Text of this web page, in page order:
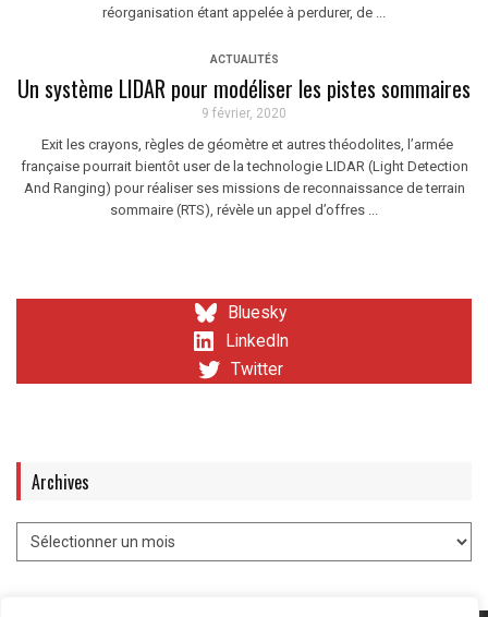
réorganisation étant appelée à perdurer, de ...
ACTUALITÉS
Un système LIDAR pour modéliser les pistes sommaires
9 février, 2020
Exit les crayons, règles de géomètre et autres théodolites, l’armée
française pourrait bientôt user de la technologie LIDAR (Light Detection
And Ranging) pour réaliser ses missions de reconnaissance de terrain
sommaire (RTS), révèle un appel d’offres ...
Bluesky
LinkedIn
Twitter
Archives